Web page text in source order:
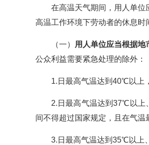
在高温天气期间，用人单
高温工作环境下劳动者的休息时
（一） 用人单位应当根据地
公众利益需要紧急处理的除外：
1.日最高气温达到40℃以上
2.日最高气温达到37℃以上
间不得超过国家规定，且在气温
3.日最高气温达到35℃以上